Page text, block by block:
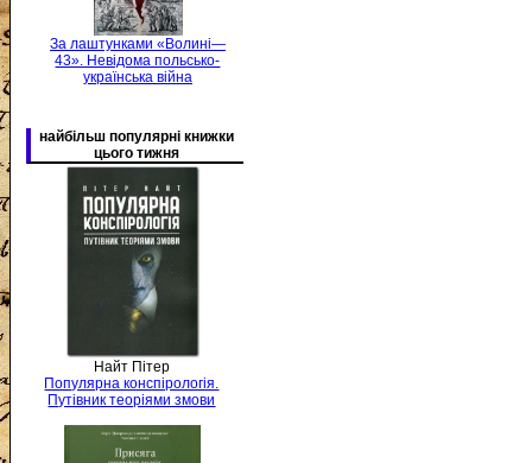
За лаштунками «Волині—
43». Невідома польсько-
українська війна
найбільш популярні книжки
цього тижня
Найт Пітер
Популярна конспірологія.
Путівник теоріями змови